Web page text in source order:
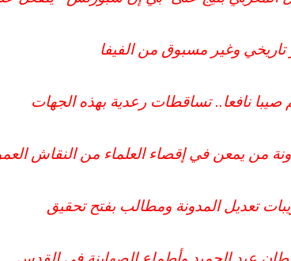
تاريخي وغير مسبوق من الفيفا
صيبا نافعا.. تساقطات رعدية بهذه الجهات
من يمعن في إقصاء العلماء من النقاش
تعديل المدونة ومطالب بفتح تحقيق